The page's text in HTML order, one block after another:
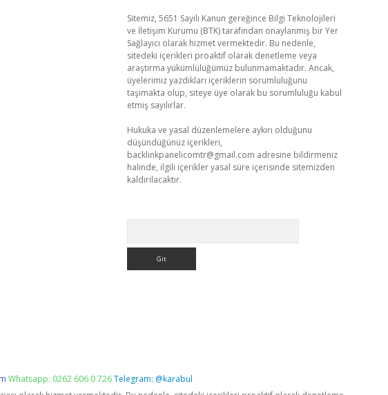
Sitemiz, 5651 Sayılı Kanun gereğince Bilgi Teknolojileri
ve İletişim Kurumu (BTK) tarafından onaylanmış bir Yer
Sağlayıcı olarak hizmet vermektedir. Bu nedenle,
sitedeki içerikleri proaktif olarak denetleme veya
araştırma yükümlülüğümüz bulunmamaktadır. Ancak,
üyelerimiz yazdıkları içeriklerin sorumluluğunu
taşımakta olup, siteye üye olarak bu sorumluluğu kabul
etmiş sayılırlar.
Hukuka ve yasal düzenlemelere aykırı olduğunu
düşündüğünüz içerikleri,
backlinkpanelicomtr@gmail.com adresine bildirmeniz
halinde, ilgili içerikler yasal süre içerisinde sitemizden
kaldırılacaktır.
Whatsapp: 0262 606 0 726Telegram: @karabul